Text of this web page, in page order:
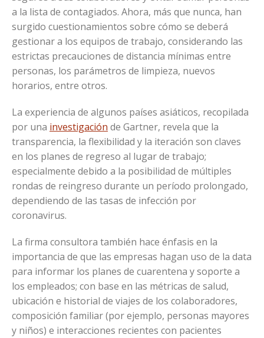
a la lista de contagiados. Ahora, más que nunca, han
surgido cuestionamientos sobre cómo se deberá
gestionar a los equipos de trabajo, considerando las
estrictas precauciones de distancia mínimas entre
personas, los parámetros de limpieza, nuevos
horarios, entre otros.
La experiencia de algunos países asiáticos, recopilada
por una investigación de Gartner, revela que la
transparencia, la flexibilidad y la iteración son claves
en los planes de regreso al lugar de trabajo;
especialmente debido a la posibilidad de múltiples
rondas de reingreso durante un período prolongado,
dependiendo de las tasas de infección por
coronavirus.
La firma consultora también hace énfasis en la
importancia de que las empresas hagan uso de la data
para informar los planes de cuarentena y soporte a
los empleados; con base en las métricas de salud,
ubicación e historial de viajes de los colaboradores,
composición familiar (por ejemplo, personas mayores
y niños) e interacciones recientes con pacientes